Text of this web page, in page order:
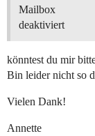
Mailbox
deaktiviert
könntest du mir
Bin leider nicht so
Vielen Dank!
Annette